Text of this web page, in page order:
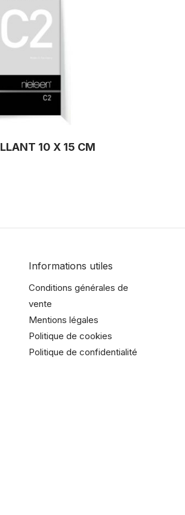
10 X 15 CM
Informations utiles
Conditions générales de
vente
Mentions légales
Politique de cookies
Politique de confidentialité